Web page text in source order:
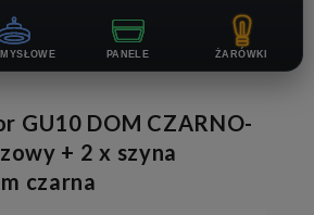
PANELE ŻARÓWKI
+ 2 x szyna
czarna